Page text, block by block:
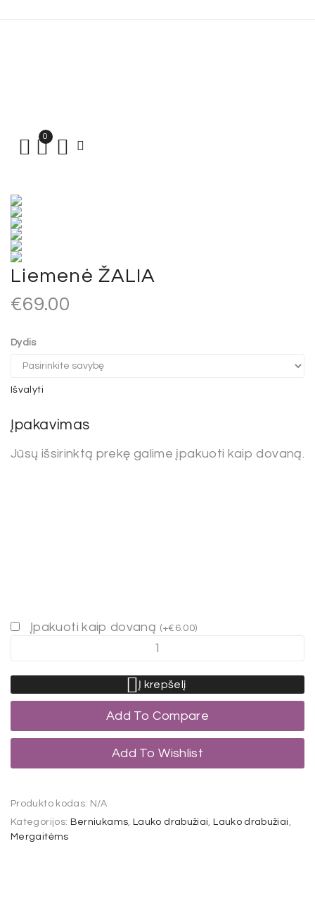
0
Liemenė ŽALIA
€69.00
Dydis
Išvalyti
Įpakavimas
Jūsų išsirinktą prekę galime įpakuoti kaip dovaną.
Įpakuoti kaip dovaną (+€ 6.00)
Į krepšelį
Add To Compare
Add To Wishlist
Produkto kodas: N/A
Kategorijos: Berniukams, Lauko drabužiai, Lauko drabužiai ,
Mergaitėms